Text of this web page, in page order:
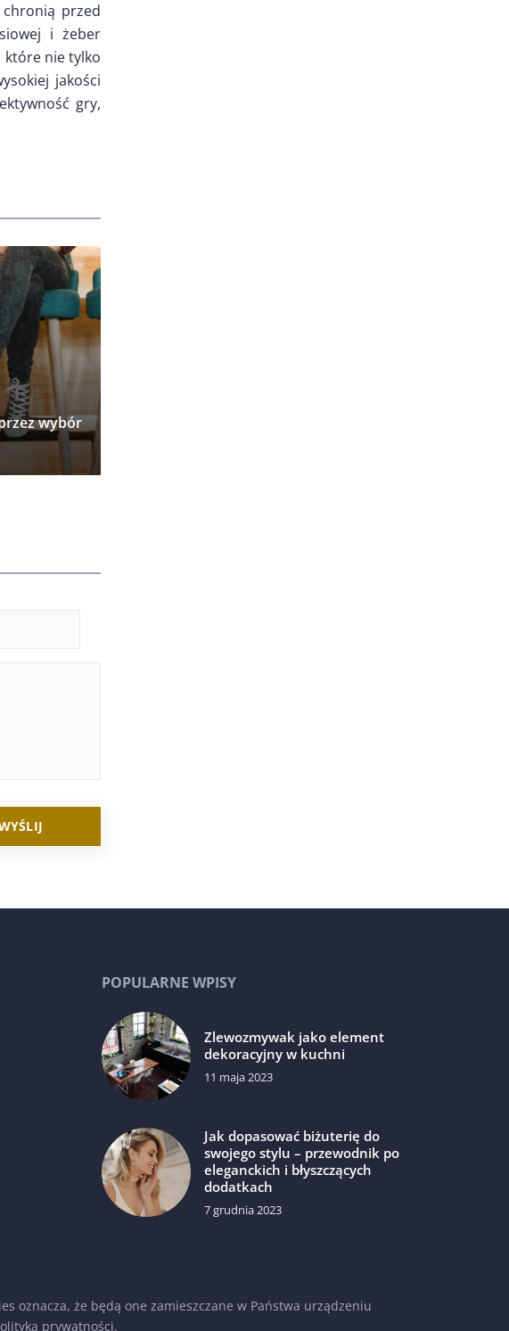
przed
i żeber
które nie tylko
jakości
gry,
wybór
POPULARNE WPISY
Zlewozmywak jako element
dekoracyjny w kuchni
11 maja 2023
Jak dopasować biżuterię do
swojego stylu – przewodnik po
eleganckich i błyszczących
dodatkach
7 grudnia 2023
oznacza, że będą one zamieszczane w Państwa urządzeniu
prywatności.